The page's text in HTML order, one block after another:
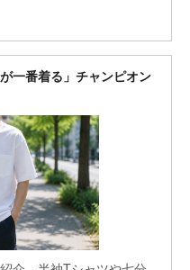
一番着る」チャンピオン